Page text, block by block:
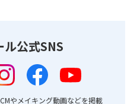
ル公式SNS
やメイキング動画などを掲載